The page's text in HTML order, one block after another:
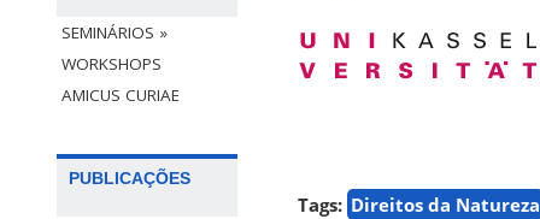
SEMINÁRIOS »
WORKSHOPS
AMICUS CURIAE
PUBLICAÇÕES
Tags: Direitos da Natureza